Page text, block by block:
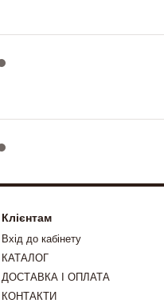
Клієнтам
Вхід до кабінету
КАТАЛОГ
ДОСТАВКА І ОПЛАТА
КОНТАКТИ